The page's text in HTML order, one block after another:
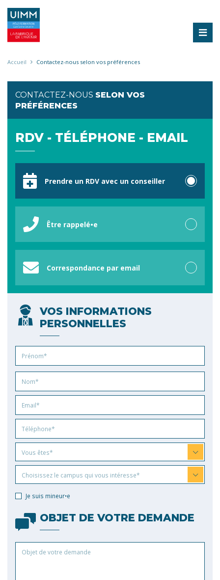
contenu
principal
Fil
Accueil Contactez-nous selon vos préférences
CONTACTEZ-NOUS SELON VOS
PRÉFÉRENCES
RDV - TÉLÉPHONE - EMAIL
préférencePrendre un RDV avec un conseiller
Être rappelé•e
Correspondance par email
VOS INFORMATIONS
PERSONNELLES
êtes
Vous êtes*
qui
intéresse
Choisissez le campus qui vous intéresse*
Je suis mineur•e
OBJET DE VOTRE DEMANDE
de